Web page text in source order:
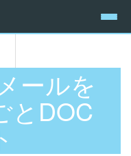
ールを
とDOC